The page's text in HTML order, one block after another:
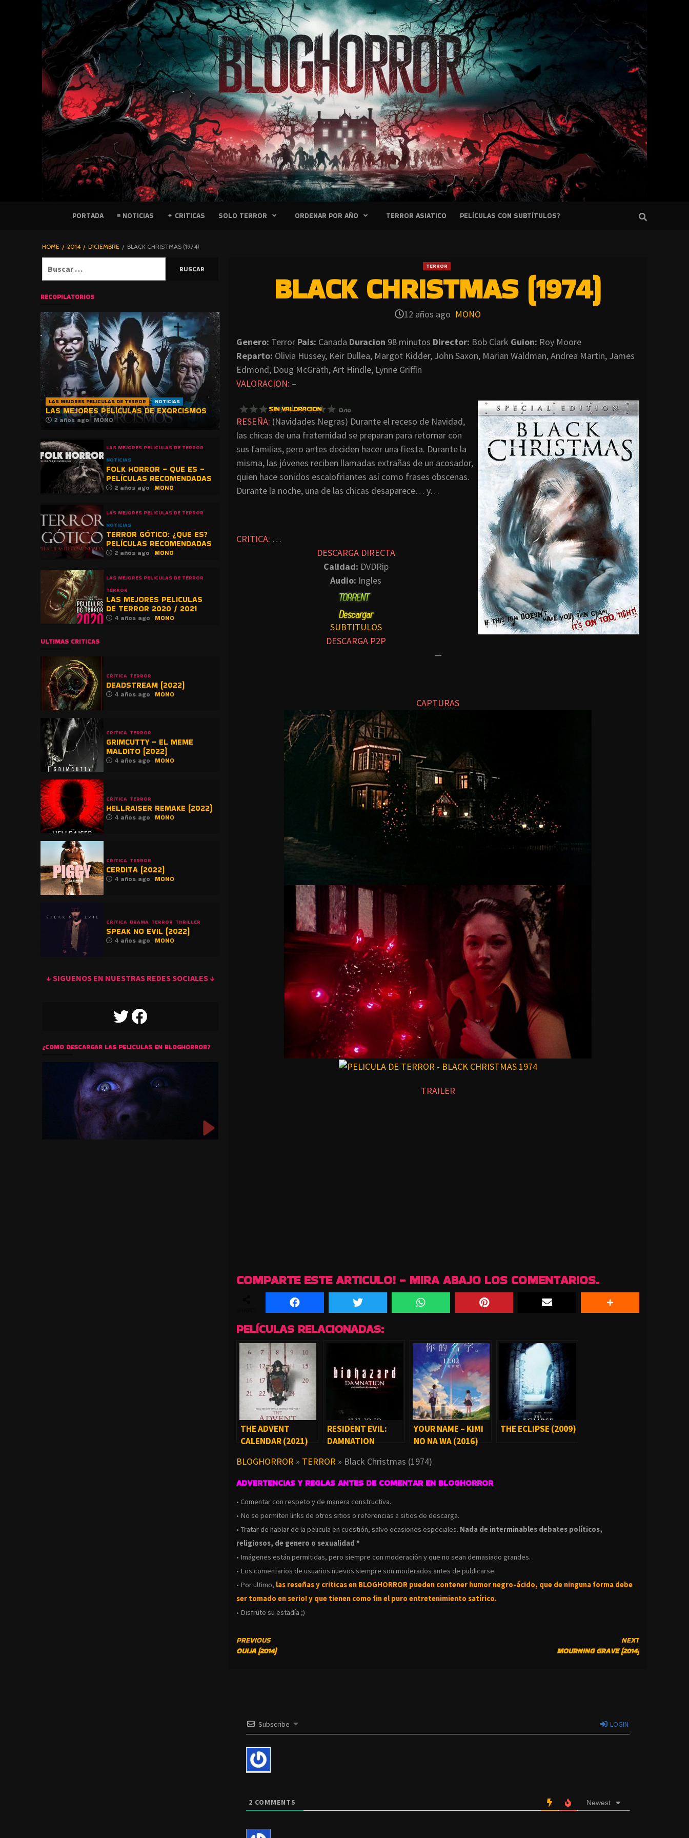
PELICULAS
BLOGHORROR
⋆
PORTADA ≡ NOTICIAS ✦ CRITICAS SOLO TERROR ORDENAR POR AÑO TERROR ASIATICO PELÍCULAS CON SUBTÍTULOS?
HOME 2014 DICIEMBRE BLACK CHRISTMAS (1974)
TERROR
BLACK CHRISTMAS (1974)
12 años ago MONO
Genero: Terror Pais: Canada Duracion 98 minutos Director: Bob Clark Guion: Roy Moore
Reparto: Olivia Hussey, Keir Dullea, Margot Kidder, John Saxon, Marian Waldman, Andrea Martin, James
Edmond, Doug McGrath, Art Hindle, Lynne Griffin
VALORACION: –
RESEÑA: (Navidades Negras) Durante el receso de Navidad,
las chicas de una fraternidad se preparan para retornar con
sus familias, pero antes deciden hacer una fiesta. Durante la
misma, las jóvenes reciben llamadas extrañas de un acosador,
quien hace sonidos escalofriantes así como frases obscenas.
Durante la noche, una de las chicas desaparece… y…
CRITICA: …
DESCARGA DIRECTA
Calidad: DVDRip
Audio: Ingles
SUBTITULOS
DESCARGA P2P
—
CAPTURAS
TRAILER
COMPARTE ESTE ARTICULO! - MIRA ABAJO LOS COMENTARIOS.
PELÍCULAS RELACIONADAS:
THE ADVENT
CALENDAR (2021)
RESIDENT EVIL:
DAMNATION
YOUR NAME – KIMI
NO NA WA (2016)
THE ECLIPSE (2009)
BLOGHORROR » TERROR » Black Christmas (1974)
ADVERTENCIAS Y REGLAS ANTES DE COMENTAR EN BLOGHORROR
• Comentar con respeto y de manera constructiva.
• No se permiten links de otros sitios o referencias a sitios de descarga.
• Tratar de hablar de la pelicula en cuestión, salvo ocasiones especiales. Nada de interminables debates políticos,
religiosos, de genero o sexualidad *
• Imágenes están permitidas, pero siempre con moderación y que no sean demasiado grandes.
• Los comentarios de usuarios nuevos siempre son moderados antes de publicarse.
• Por ultimo, las reseñas y criticas en BLOGHORROR pueden contener humor negro-ácido, que de ninguna forma debe
ser tomado en serio! y que tienen como fin el puro entretenimiento satírico.
• Disfrute su estadía ;)
CONTINUE
READING
PREVIOUS
OUIJA (2014)
NEXT
MOURNING GRAVE (2014)
Subscribe LOGIN
2 COMMENTS Newest
RECOPILATORIOS
LAS MEJORES PELICULAS DE TERROR NOTICIAS
LAS MEJORES PELÍCULAS DE EXORCISMOS
2 años ago MONO
LAS MEJORES PELICULAS DE TERROR
NOTICIAS
FOLK HORROR – QUE ES –
PELÍCULAS RECOMENDADAS
2 años ago MONO
LAS MEJORES PELICULAS DE TERROR
NOTICIAS
TERROR GÓTICO: ¿QUE ES?
PELÍCULAS RECOMENDADAS
2 años ago MONO
LAS MEJORES PELICULAS DE TERROR
TERROR
LAS MEJORES PELICULAS
DE TERROR 2020 / 2021
4 años ago MONO
ULTIMAS CRITICAS
CRITICA TERROR
DEADSTREAM (2022)
4 años ago MONO
CRITICA TERROR
GRIMCUTTY – EL MEME
MALDITO (2022)
4 años ago MONO
CRITICA TERROR
HELLRAISER REMAKE (2022)
4 años ago MONO
CRITICA TERROR
CERDITA (2022)
4 años ago MONO
CRITICA DRAMA TERROR THRILLER
SPEAK NO EVIL (2022)
4 años ago MONO
↓ SIGUENOS EN NUESTRAS REDES SOCIALES ↓
TWITTERFACEBOOK
¿COMO DESCARGAR LAS PELICULAS EN BLOGHORROR?